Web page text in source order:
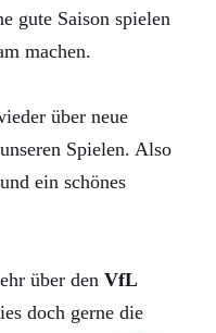
gute Saison spielen
machen.
über neue
Spielen. Also
ein schönes
über den VfL
doch gerne die